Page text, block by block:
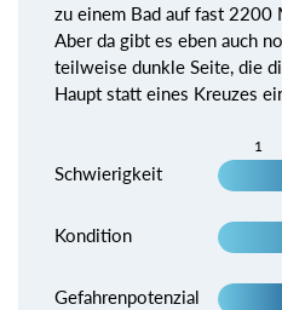
zu einem Bad auf fast 2200
Aber da gibt es eben auch
teilweise dunkle Seite, die
Haupt statt eines Kreuzes
1
Schwierigkeit
Kondition
Gefahrenpotenzial